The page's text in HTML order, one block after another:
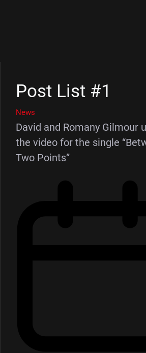
Post List #1
News
David and Romany Gilmour
the video for the single
Two Points”